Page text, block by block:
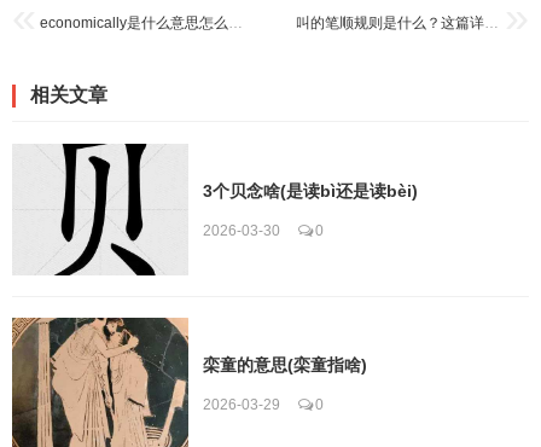
economically是什么意思怎么读？零基础也能轻松掌握 叫的笔顺规则是什么？这篇详细教程告诉你！
相关文章
3个贝念啥(是读bì还是读bèi)
2026-03-30 0
栾童的意思(栾童指啥)
2026-03-29 0